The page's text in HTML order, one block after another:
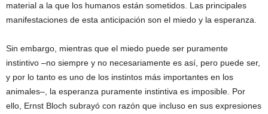
material a la que los humanos están sometidos. Las principales
manifestaciones de esta anticipación son el miedo y la esperanza.
Sin embargo, mientras que el miedo puede ser puramente
instintivo –no siempre y no necesariamente es así, pero puede ser,
y por lo tanto es uno de los instintos más importantes en los
animales–, la esperanza puramente instintiva es imposible. Por
ello, Ernst Bloch subrayó con razón que incluso en sus expresiones